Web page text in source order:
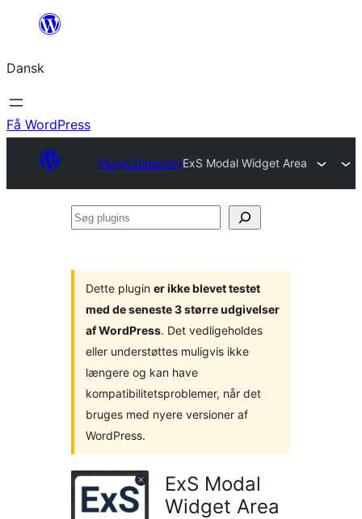
Spring
indhold
Dansk
Få WordPress
Plugin DirectoryExS Modal Widget Area
Søg
Dette plugin er ikke blevet testet
med de seneste 3 større udgivelser
af WordPress. Det vedligeholdes
eller understøttes muligvis ikke
længere og kan have
kompatibilitetsproblemer, når det
bruges med nyere versioner af
WordPress.
ExS Modal
Widget Area